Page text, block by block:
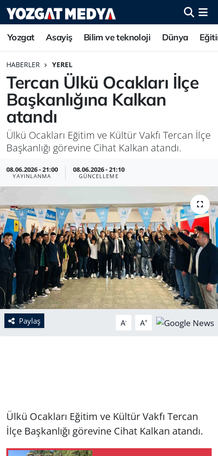
Yozgat Asayiş Bilim ve teknoloji Dünya
HABERLER YEREL
Tercan Ülkü Ocakları İlçe
Başkanlığına Kalkan
atandı
Ülkü Ocakları Eğitim ve Kültür Vakfı Tercan İlçe
Başkanlığı görevine Cihat Kalkan atandı.
08.06.2026 - 21:00
YAYINLANMA
08.06.2026 - 21:10
GÜNCELLEME
Paylaş A- A+
Ülkü Ocakları Eğitim ve Kültür Vakfı Tercan
İlçe Başkanlığı görevine Cihat Kalkan atandı.